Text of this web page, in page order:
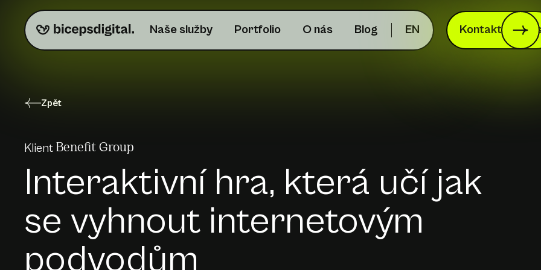
Naše služby Portfolio O nás Blog EN Kontaktujte
Zpět
Klient Benefit Group
Interaktivní hra, která učí jak
se vyhnout internetovým
podvodům